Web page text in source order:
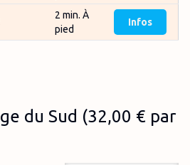
2 min. À
pied
Infos
du Sud (32,00 € par